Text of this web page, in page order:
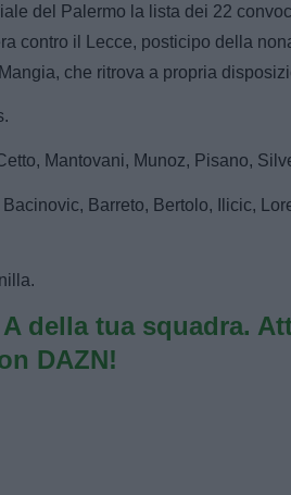
del Palermo la lista dei 22
contro il Lecce, posticipo della
che ritrova a propria
Mantovani, Munoz, Pisano,
Barreto, Bertolo, Ilicic,
della tua squadra.
DAZN!